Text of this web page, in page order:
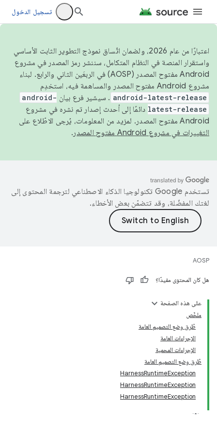
تسجيل الدخول
اعتبارًا من عام 2026، ولضمان اتّساق نموذج التطوير الثابت الأساسي
واستقرار المنصة في النظام المتكامل، سننشر رمز المصدر في مشروع
Android مفتوح المصدر (AOSP) في الربعَين الثاني والرابع. لبناء
مشروع Android مفتوح المصدر والمساهمة فيه، استخدِم
android-latest-release . سيشير فرع بيان android-
latest-release دائمًا إلى أحدث إصدار تم نشره في مشروع
Android مفتوح المصدر. لمزيد من المعلومات، يُرجى الاطّلاع على
التغييرات في مشروع Android مفتوح المصدر
.
تستخدم Google تكنولوجيا الذكاء الاصطناعي لترجمة المحتوى إلى
لغتك المفضّلة، وقد تتضمّن بعض الأخطاء.
AOSP
هل كان المحتوى مفيدًا؟
على هذه الصفحة
ملخّص
طُرق وضع التصميم العامة
الإجراءات العامة
الإجراءات المحمية
طُرق وضع التصميم العامة
HarnessRuntimeException
HarnessRuntimeException
HarnessRuntimeException